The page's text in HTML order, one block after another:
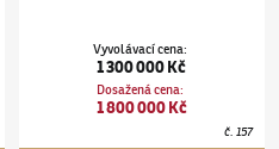
Vyvolávací cena:
1 300 000 Kč
Dosažená cena:
1 800 000 Kč
č. 157